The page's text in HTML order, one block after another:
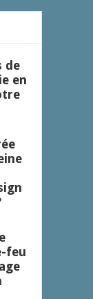
de
en
feu